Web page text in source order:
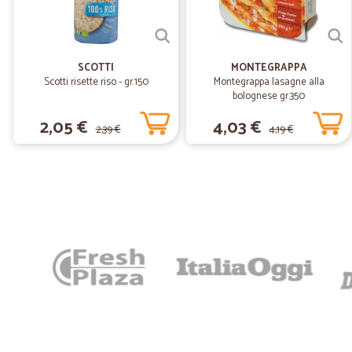
SCOTTI
Scotti risette riso - gr.150
2,05 € 2,39 €
MONTEGRAPPA
Montegrappa lasagne alla
bolognese gr.350
4,03 € 4,19 €